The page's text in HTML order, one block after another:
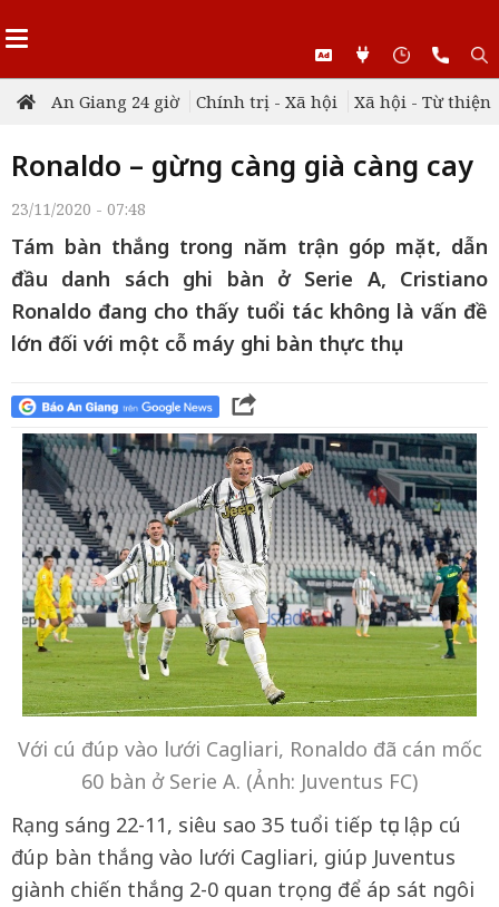
An Giang 24 giờ Chính trị - Xã hội Xã hội - Từ thiện
Ronaldo – gừng càng già càng cay
23/11/2020 - 07:48
Tám bàn thắng trong năm trận góp mặt, dẫn
đầu danh sách ghi bàn ở Serie A, Cristiano
Ronaldo đang cho thấy tuổi tác không là vấn đề
lớn đối với một cỗ máy ghi bàn thực thụ.
Với cú đúp vào lưới Cagliari, Ronaldo đã cán mốc
60 bàn ở Serie A. (Ảnh: Juventus FC)
Rạng sáng 22-11, siêu sao 35 tuổi tiếp tục lập cú
đúp bàn thắng vào lưới Cagliari, giúp Juventus
giành chiến thắng 2-0 quan trọng để áp sát ngôi